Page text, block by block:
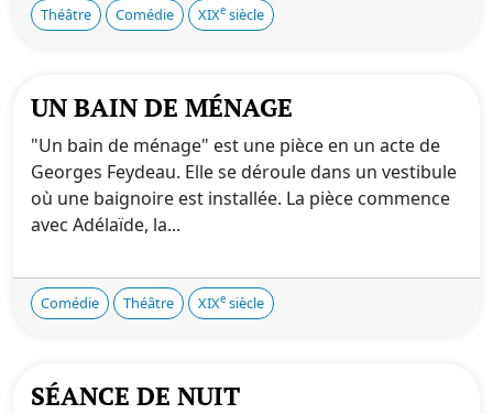
Théâtre Comédie XIXe siècle
UN BAIN DE MÉNAGE
"Un bain de ménage" est une pièce en un acte de
Georges Feydeau. Elle se déroule dans un vestibule
où une baignoire est installée. La pièce commence
avec Adélaïde, la...
Comédie Théâtre XIXe siècle
SÉANCE DE NUIT